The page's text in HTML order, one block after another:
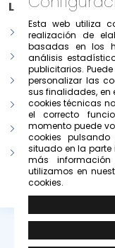
Legal
Aviso legal
Política de
Política de
Condiciones de
Política de cookies
Configurar cookies
©
Esta web utiliza
realización de
basadas en los
análisis
publicitarios.
personalizar las
sus finalidades, en
cookies técnicas
el correcto
momento puede
cookies
situado en la parte
más
utilizamos en
cookies.